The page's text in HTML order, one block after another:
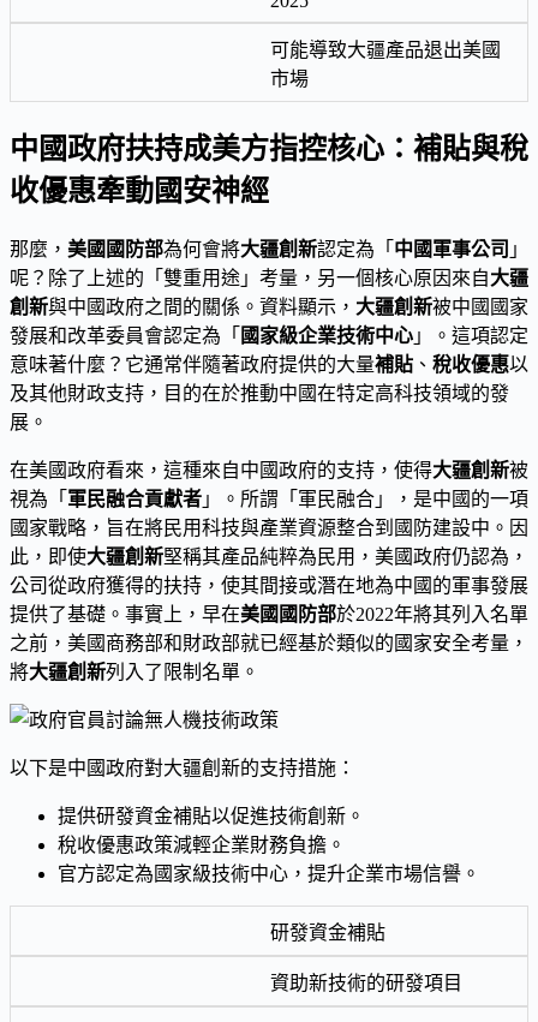
可能導致大疆產品退出美國
市場
中國政府扶持成美方指控核心：補貼與稅
收優惠牽動國安神經
那麼， 美國國防部為何會將大疆創新認定為「 中國軍事公司 」
呢？除了上述的「雙重用途」考量，另一個核心原因來自大疆
創新與中國政府之間的關係。資料顯示， 大疆創新被中國國家
發展和改革委員會認定為「 國家級企業技術中心 」。這項認定
意味著什麼？它通常伴隨著政府提供的大量補貼 、 稅收優惠以
及其他財政支持，目的在於推動中國在特定高科技領域的發
展。
在美國政府看來，這種來自中國政府的支持，使得大疆創新被
視為「 軍民融合貢獻者 」。所謂「軍民融合」，是中國的一項
國家戰略，旨在將民用科技與產業資源整合到國防建設中。因
此，即使大疆創新堅稱其產品純粹為民用，美國政府仍認為，
公司從政府獲得的扶持，使其間接或潛在地為中國的軍事發展
提供了基礎。事實上，早在美國國防部於2022年將其列入名單
之前，美國商務部和財政部就已經基於類似的國家安全考量，
將大疆創新列入了限制名單。
以下是中國政府對大疆創新的支持措施：
提供研發資金補貼以促進技術創新。
稅收優惠政策減輕企業財務負擔。
官方認定為國家級技術中心，提升企業市場信譽。
研發資金補貼
資助新技術的研發項目